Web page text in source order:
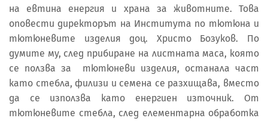
на евтина енергия и храна за животните. Това
оповести директорът на Института по тютюна и
тютюневите изделия доц. Христо Бозуков. По
думите му, след прибиране на листната маса, която
се ползва за тютюневи изделия, останала част
като стебла, филизи и семена се разхищава, вместо
да се използва като енергиен източник. От
тютюневите стебла, след елементарна обработка